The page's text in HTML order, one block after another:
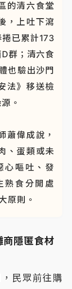
的清六食堂
，上吐下瀉
已累計173
群；清六食
也驗出沙門
法》移送檢
。
蕭偉成說，
、蛋類或未
心嘔吐、發
熟食分開處
原則。
隱匿食材
民眾前往購